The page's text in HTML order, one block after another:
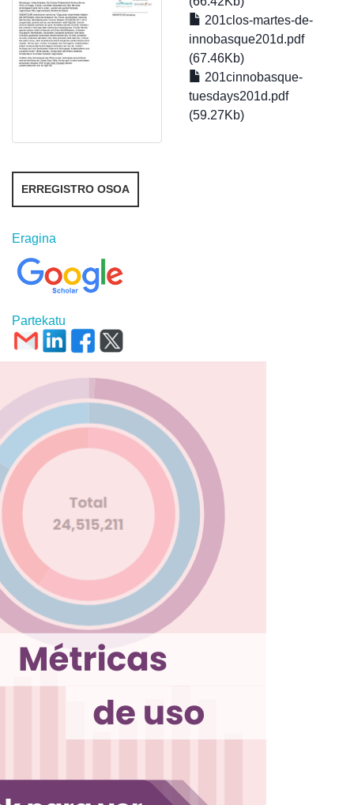
201clos-martes-de-
innobasque201d.pdf
(67.46Kb)
201cinnobasque-
tuesdays201d.pdf
(59.27Kb)
ERREGISTRO OSOA
Eragina
Partekatu